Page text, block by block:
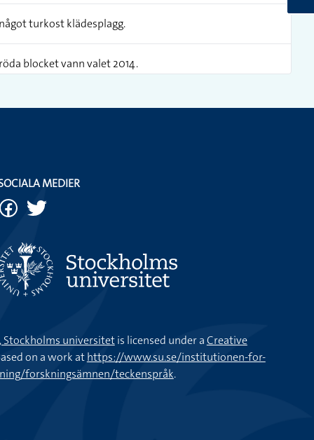
turkost klädesplagg.
blocket vann valet 2014.
MEDIER
universitetis licensed under aCreative
on a work athttps://www.su.se/institutionen-for-
forskningsämnen/teckenspråk.